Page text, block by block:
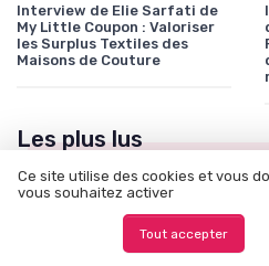
Interview de Elie Sarfati de
My Little Coupon : Valoriser
les Surplus Textiles des
Maisons de Couture
Les plus lus
Ce site utilise des cookies et vous
vous souhaitez activer
Tout accepter